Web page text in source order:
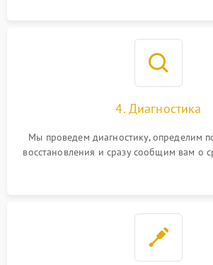
4. Диагностика
Мы проведем диагностику, определим
восстановления и сразу сообщим вам о